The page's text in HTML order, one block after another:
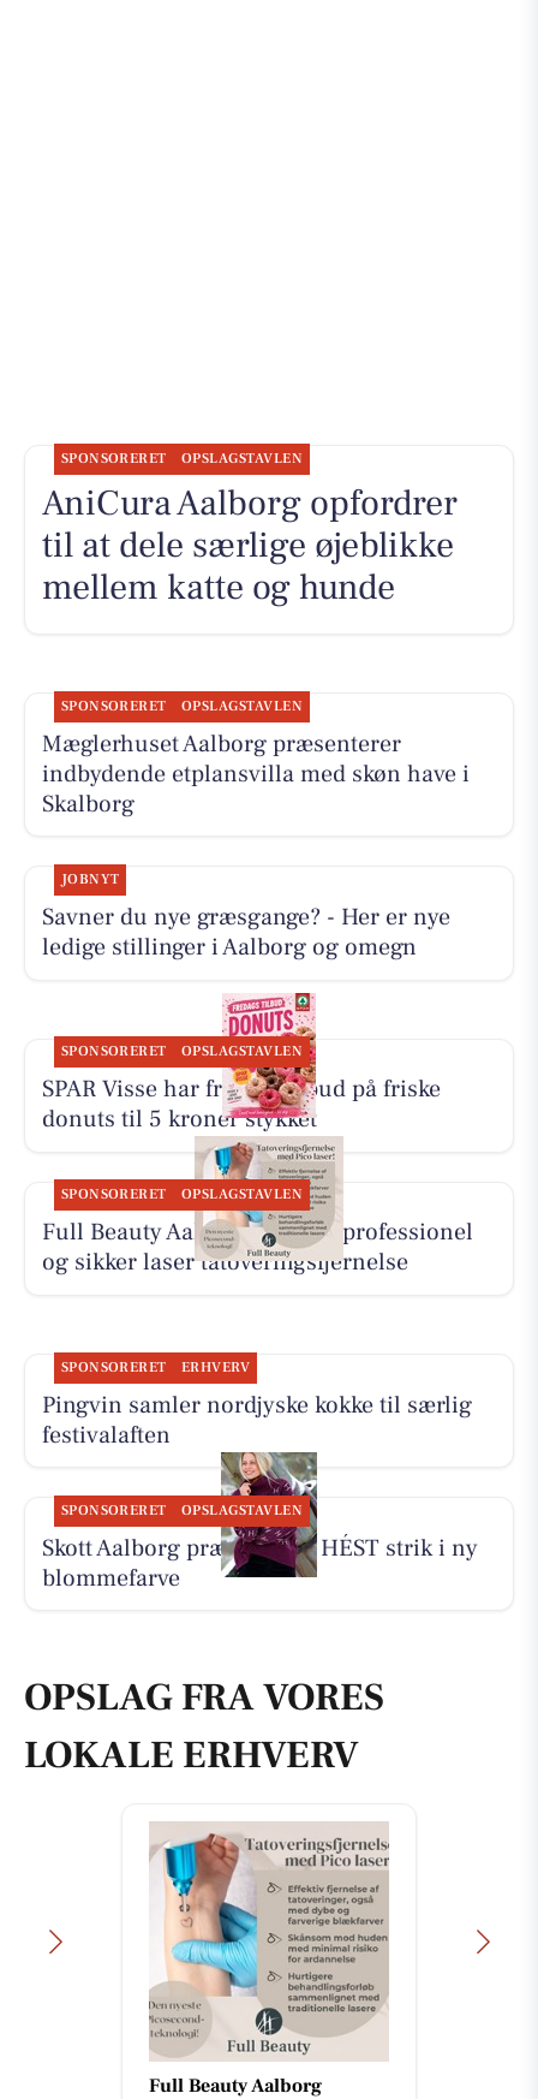
SPONSORERET OPSLAGSTAVLEN
AniCura Aalborg opfordrer
til at dele særlige øjeblikke
mellem katte og hunde
SPONSORERET OPSLAGSTAVLEN
Mæglerhuset Aalborg præsenterer
indbydende etplansvilla med skøn have i
Skalborg
JOBNYT
Savner du nye græsgange? - Her er nye
ledige stillinger i Aalborg og omegn
SPONSORERET OPSLAGSTAVLEN
SPAR Visse har fredagstilbud på friske
donuts til 5 kroner stykket
SPONSORERET OPSLAGSTAVLEN
Full Beauty Aalborg tilbyder professionel
og sikker laser tatoveringsfjernelse
SPONSORERET ERHVERV
Pingvin samler nordjyske kokke til særlig
festivalaften
SPONSORERET OPSLAGSTAVLEN
Skott Aalborg præsenterer HÉST strik i ny
blommefarve
OPSLAG FRA VORES
LOKALE ERHVERV
Full Beauty Aalborg